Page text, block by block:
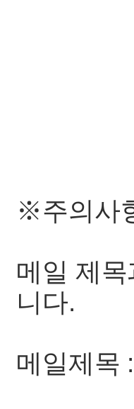
※주의사
메일 제
니다.
메일제목